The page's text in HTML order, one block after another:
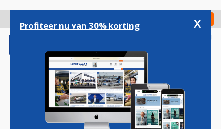
gaan
Check in
Magazine Podcasts Vacatures
Profiteer nu van 30% korting x